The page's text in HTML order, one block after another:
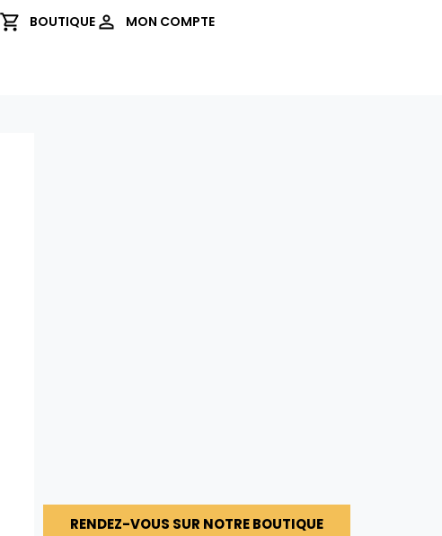
BOUTIQUE MON COMPTE
RENDEZ-VOUS SUR NOTRE BOUTIQUE